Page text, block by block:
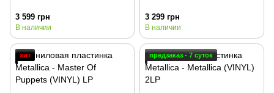
3 599 грн
В наличии
3 299 грн
В наличии
хит предзаказ - 7 суток